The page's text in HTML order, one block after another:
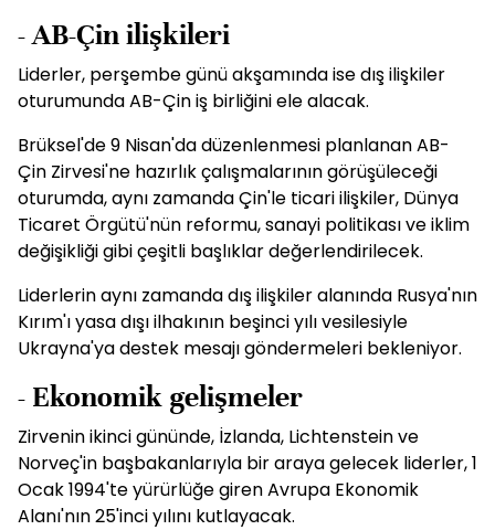
- AB-Çin ilişkileri
Liderler, perşembe günü akşamında ise dış ilişkiler
oturumunda AB-Çin iş birliğini ele alacak.
Brüksel'de 9 Nisan'da düzenlenmesi planlanan AB-
Çin Zirvesi'ne hazırlık çalışmalarının görüşüleceği
oturumda, aynı zamanda Çin'le ticari ilişkiler, Dünya
Ticaret Örgütü'nün reformu, sanayi politikası ve iklim
değişikliği gibi çeşitli başlıklar değerlendirilecek.
Liderlerin aynı zamanda dış ilişkiler alanında Rusya'nın
Kırım'ı yasa dışı ilhakının beşinci yılı vesilesiyle
Ukrayna'ya destek mesajı göndermeleri bekleniyor.
- Ekonomik gelişmeler
Zirvenin ikinci gününde, İzlanda, Lichtenstein ve
Norveç'in başbakanlarıyla bir araya gelecek liderler, 1
Ocak 1994'te yürürlüğe giren Avrupa Ekonomik
Alanı'nın 25'inci yılını kutlayacak.